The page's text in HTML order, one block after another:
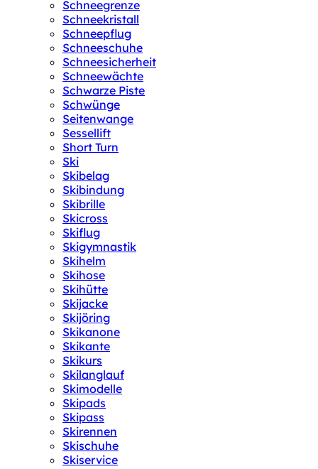
Schneegrenze
Schneekristall
Schneepflug
Schneeschuhe
Schneesicherheit
Schneewächte
Schwarze Piste
Schwünge
Seitenwange
Sessellift
Short Turn
Ski
Skibelag
Skibindung
Skibrille
Skicross
Skiflug
Skigymnastik
Skihelm
Skihose
Skihütte
Skijacke
Skijöring
Skikanone
Skikante
Skikurs
Skilanglauf
Skimodelle
Skipads
Skipass
Skirennen
Skischuhe
Skiservice